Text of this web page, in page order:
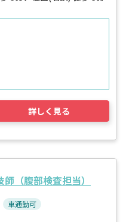
詳しく見る
（腹部検査担当）
車通勤可